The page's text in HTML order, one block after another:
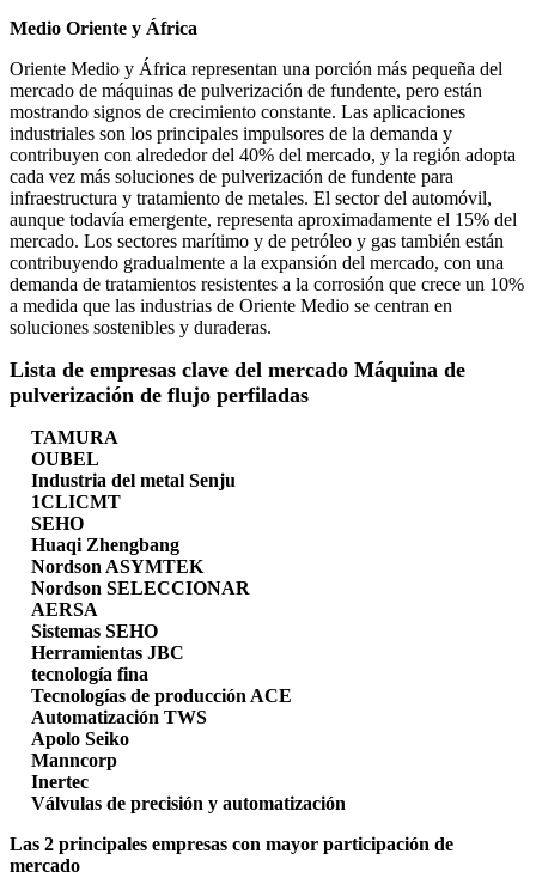
Medio Oriente y África
Oriente Medio y África representan una porción más pequeña del
mercado de máquinas de pulverización de fundente, pero están
mostrando signos de crecimiento constante. Las aplicaciones
industriales son los principales impulsores de la demanda y
contribuyen con alrededor del 40% del mercado, y la región adopta
cada vez más soluciones de pulverización de fundente para
infraestructura y tratamiento de metales. El sector del automóvil,
aunque todavía emergente, representa aproximadamente el 15% del
mercado. Los sectores marítimo y de petróleo y gas también están
contribuyendo gradualmente a la expansión del mercado, con una
demanda de tratamientos resistentes a la corrosión que crece un 10%
a medida que las industrias de Oriente Medio se centran en
soluciones sostenibles y duraderas.
Lista de empresas clave del mercado Máquina de
pulverización de flujo perfiladas
TAMURA
OUBEL
Industria del metal Senju
1CLICMT
SEHO
Huaqi Zhengbang
Nordson ASYMTEK
Nordson SELECCIONAR
AERSA
Sistemas SEHO
Herramientas JBC
tecnología fina
Tecnologías de producción ACE
Automatización TWS
Apolo Seiko
Manncorp
Inertec
Válvulas de precisión y automatización
Las 2 principales empresas con mayor participación de
mercado